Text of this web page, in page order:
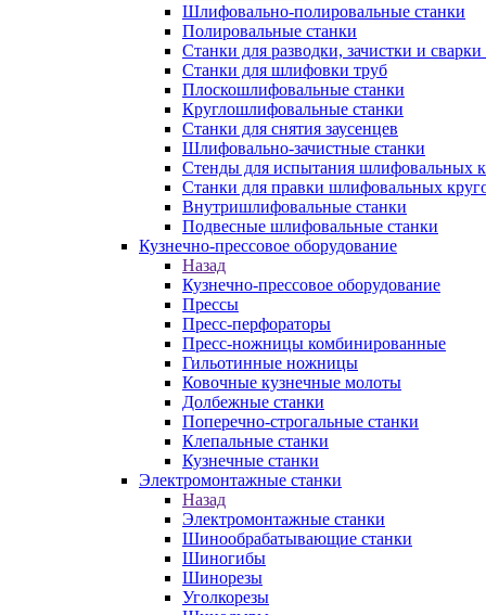
Шлифовально-полировальные станки
Полировальные станки
Станки для разводки, зачистки и сварки
Станки для шлифовки труб
Плоскошлифовальные станки
Круглошлифовальные станки
Станки для снятия заусенцев
Шлифовально-зачистные станки
Стенды для испытания шлифовальных
Станки для правки шлифовальных
Внутришлифовальные станки
Подвесные шлифовальные станки
Кузнечно-прессовое оборудование
Назад
Кузнечно-прессовое оборудование
Прессы
Пресс-перфораторы
Пресс-ножницы комбинированные
Гильотинные ножницы
Ковочные кузнечные молоты
Долбежные станки
Поперечно-строгальные станки
Клепальные станки
Кузнечные станки
Электромонтажные станки
Назад
Электромонтажные станки
Шинообрабатывающие станки
Шиногибы
Шинорезы
Уголкорезы